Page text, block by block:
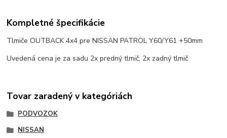
Kompletné špecifikácie
Tlmiče OUTBACK 4x4 pre NISSAN PATROL Y60/Y61 +50mm
Uvedená cena je za sadu 2x predný tlmič, 2x zadný tlmič
Tovar zaradený v kategóriách
PODVOZOK
NISSAN